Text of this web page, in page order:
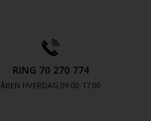
RING 70 270 774
ÅBEN HVERDAG 09:00-17.00